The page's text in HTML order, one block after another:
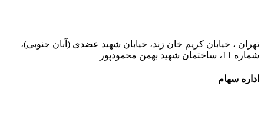
تهران ، خیابان کریم خان زند، خیابان شهید عضدی (آبان جنوبی)،
شماره 11، ساختمان شهید بهمن محمودپور
اداره سهام